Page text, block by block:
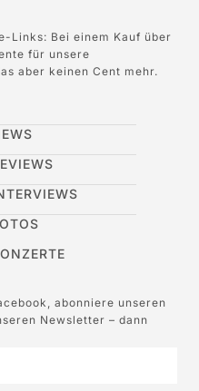
Links: Bei einem Kauf über
für unsere
aber keinen Cent mehr.
abonniere unseren
Newsletter – dann